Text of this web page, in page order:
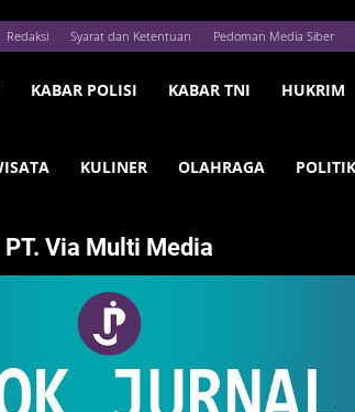
Redaksi Syarat dan Ketentuan Pedoman Media Siber
KABAR POLISI KABAR TNI HUKRIM
KULINER OLAHRAGA POLITIK
PT. Via Multi Media